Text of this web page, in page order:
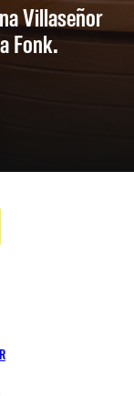
Villaseñor
Fonk.